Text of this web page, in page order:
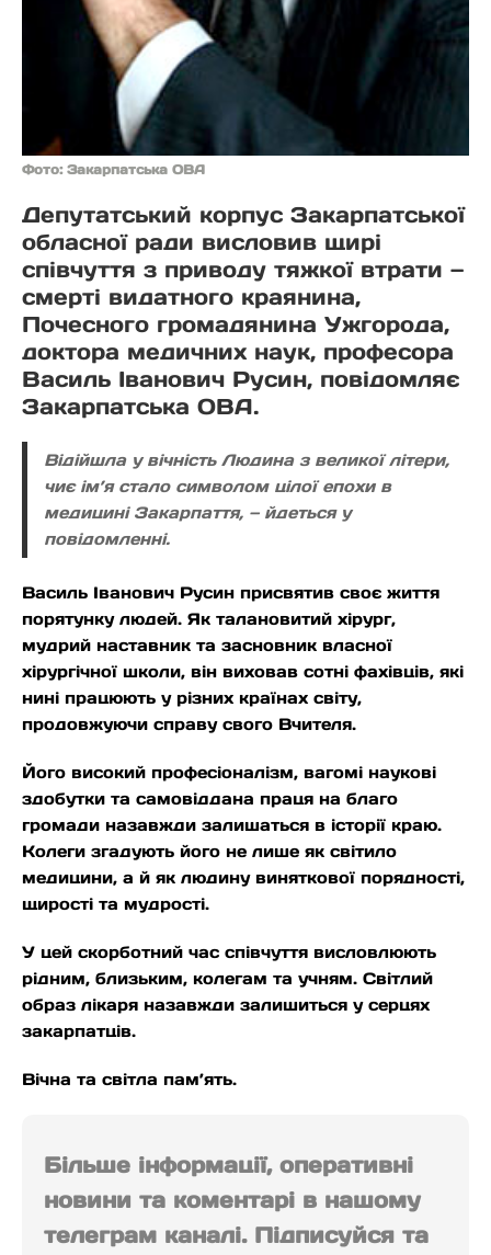
Фото: Закарпатська ОВА
Депутатський корпус Закарпатської
обласної ради висловив щирі
співчуття з приводу тяжкої втрати —
смерті видатного краянина,
Почесного громадянина Ужгорода,
доктора медичних наук, професора
Василь Іванович Русин, повідомляє
Закарпатська ОВА.
Відійшла у вічність Людина з великої літери,
чиє ім’я стало символом цілої епохи в
медицині Закарпаття, — йдеться у
повідомленні.
Василь Іванович Русин присвятив своє життя
порятунку людей. Як талановитий хірург,
мудрий наставник та засновник власної
хірургічної школи, він виховав сотні фахівців, які
нині працюють у різних країнах світу,
продовжуючи справу свого Вчителя.
Його високий професіоналізм, вагомі наукові
здобутки та самовіддана праця на благо
громади назавжди залишаться в історії краю.
Колеги згадують його не лише як світило
медицини, а й як людину виняткової порядності,
щирості та мудрості.
У цей скорботний час співчуття висловлюють
рідним, близьким, колегам та учням. Світлий
образ лікаря назавжди залишиться у серцях
закарпатців.
Вічна та світла пам’ять.
Більше інформації, оперативні
новини та коментарі в нашому
телеграм каналі. Підписуйся та